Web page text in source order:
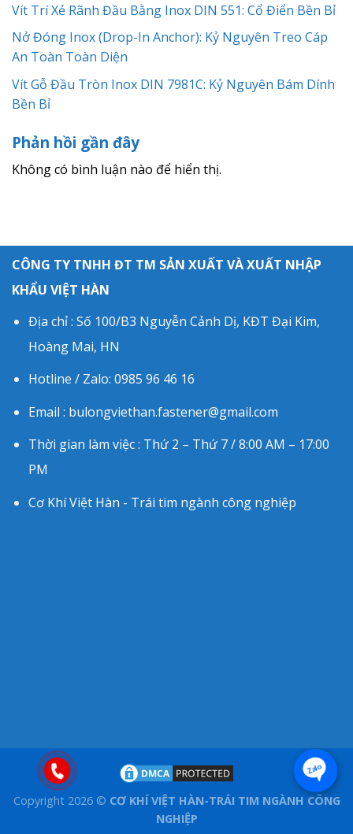
Vít Trí Xẻ Rãnh Đầu Bằng Inox DIN 551: Cổ Điển Bền Bỉ
Nở Đóng Inox (Drop-In Anchor): Kỷ Nguyên Treo Cáp
An Toàn Toàn Diện
Vít Gỗ Đầu Tròn Inox DIN 7981C: Kỷ Nguyên Bám Dính
Bền Bỉ
Phản hồi gần đây
Không có bình luận nào để hiển thị.
CÔNG TY TNHH ĐT TM SẢN XUẤT VÀ XUẤT NHẬP
KHẨU VIỆT HÀN
Địa chỉ : Số 100/B3 Nguyễn Cảnh Dị, KĐT Đại Kim,
Hoàng Mai, HN
Hotline / Zalo: 0985 96 46 16
Email : bulongviethan.fastener@gmail.com
Thời gian làm việc : Thứ 2 – Thứ 7 / 8:00 AM – 17:00
PM
Cơ Khí Việt Hàn - Trái tim ngành công nghiệp
Copyright 2026 © CƠ KHÍ VIỆT HÀN-TRÁI TIM NGÀNH CÔNG
NGHIỆP
Zalo